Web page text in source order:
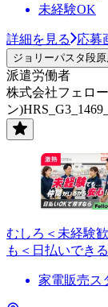
未経験OK
詳細を見る 応募
ジョリーパスタ段
派遣労働者
株式会社フェロ
ン
むしろ＜未経験
も＜日払いでき
家電販売ス